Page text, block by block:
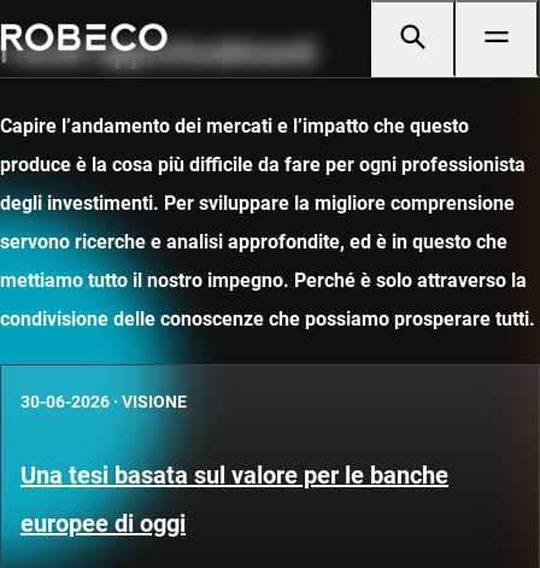
I nostri approfondimenti
Capire l’andamento dei mercati e l’impatto che questo
produce è la cosa più difficile da fare per ogni professionista
degli investimenti. Per sviluppare la migliore comprensione
servono ricerche e analisi approfondite, ed è in questo che
mettiamo tutto il nostro impegno. Perché è solo attraverso la
condivisione delle conoscenze che possiamo prosperare tutti.
30-06-2026 · VISIONE
Una tesi basata sul valore per le banche
europee di oggi